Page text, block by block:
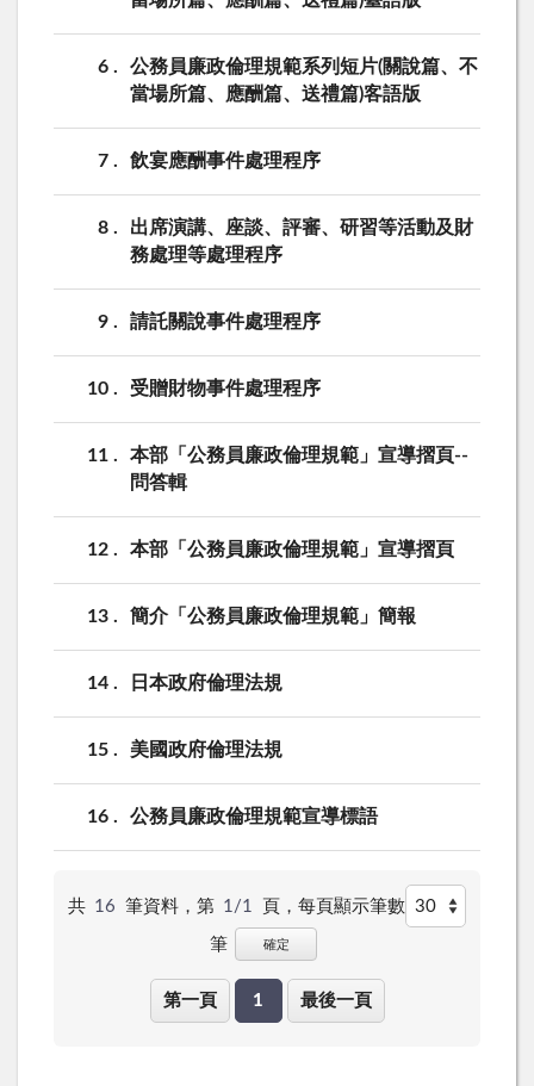
6
公務員廉政倫理規範系列短片(關說篇、不
當場所篇、應酬篇、送禮篇)客語版
7 飲宴應酬事件處理程序
8
出席演講、座談、評審、研習等活動及財
務處理等處理程序
9 請託關說事件處理程序
10 受贈財物事件處理程序
11
本部「公務員廉政倫理規範」宣導摺頁--
問答輯
12 本部「公務員廉政倫理規範」宣導摺頁
13 簡介「公務員廉政倫理規範」簡報
14 日本政府倫理法規
15 美國政府倫理法規
16 公務員廉政倫理規範宣導標語
共 16 筆資料，第 1/1 頁， 每頁顯示筆數
筆 確定
第一頁 1 最後一頁